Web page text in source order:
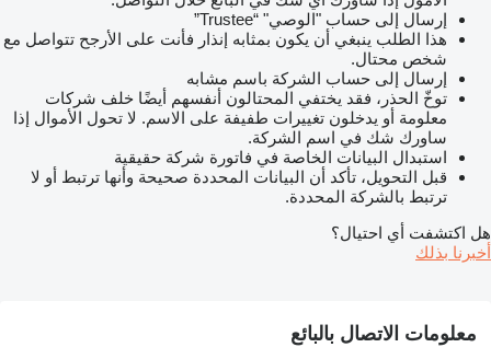
إرسال إلى حساب "الوصي" “Trustee”
هذا الطلب ينبغي أن يكون بمثابه إنذار فأنت على الأرجح تتواصل مع
شخص محتال.
إرسال إلى حساب الشركة باسم مشابه
توخّ الحذر، فقد يختفي المحتالون أنفسهم أيضًا خلف شركات
معلومة أو يدخلون تغييرات طفيفة على الاسم. لا تحول الأموال إذا
ساورك شك في اسم الشركة.
استبدال البيانات الخاصة في فاتورة شركة حقيقية
قبل التحويل، تأكد أن البيانات المحددة صحيحة وأنها ترتبط أو لا
ترتبط بالشركة المحددة.
هل اكتشفت أي احتيال؟
أخبرنا بذلك
معلومات الاتصال بالبائع